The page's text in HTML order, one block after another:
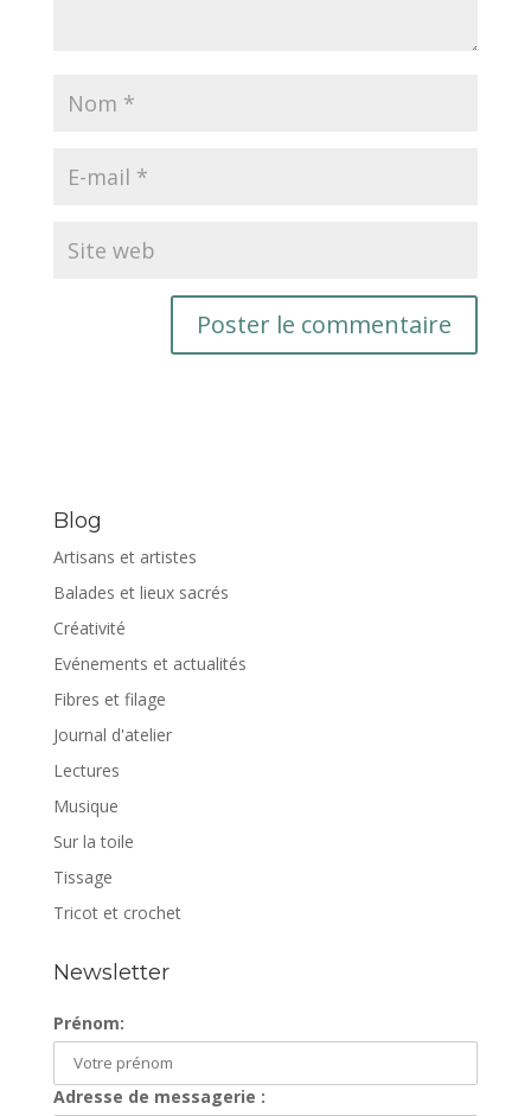
Blog
Artisans et artistes
Balades et lieux sacrés
Créativité
Evénements et actualités
Fibres et filage
Journal d'atelier
Lectures
Musique
Sur la toile
Tissage
Tricot et crochet
Newsletter
Prénom:
Adresse de messagerie :